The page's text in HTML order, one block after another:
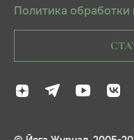
Политика обработки